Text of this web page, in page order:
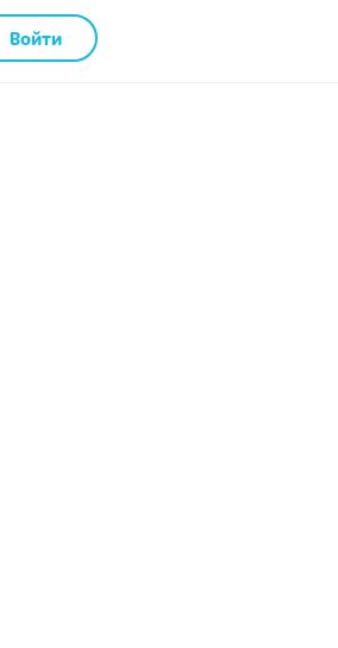
Войти